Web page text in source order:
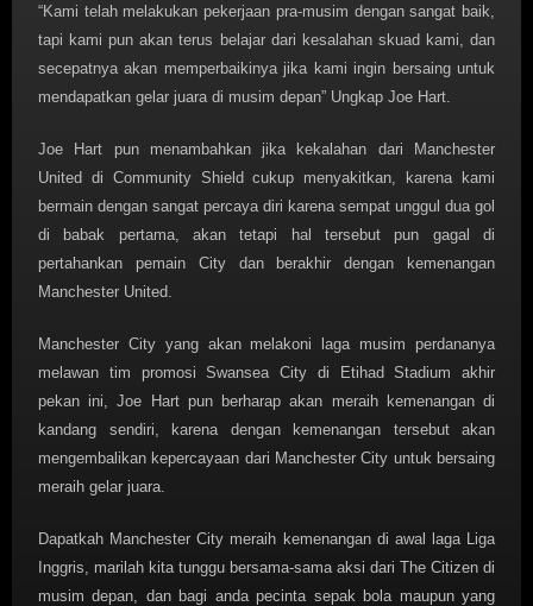
“Kami telah melakukan pekerjaan pra-musim dengan sangat baik,
tapi kami pun akan terus belajar dari kesalahan skuad kami, dan
secepatnya akan memperbaikinya jika kami ingin bersaing untuk
mendapatkan gelar juara di musim depan” Ungkap Joe Hart.
Joe Hart pun menambahkan jika kekalahan dari Manchester
United di Community Shield cukup menyakitkan, karena kami
bermain dengan sangat percaya diri karena sempat unggul dua gol
di babak pertama, akan tetapi hal tersebut pun gagal di
pertahankan pemain City dan berakhir dengan kemenangan
Manchester United.
Manchester City yang akan melakoni laga musim perdananya
melawan tim promosi Swansea City di Etihad Stadium akhir
pekan ini, Joe Hart pun berharap akan meraih kemenangan di
kandang sendiri, karena dengan kemenangan tersebut akan
mengembalikan kepercayaan dari Manchester City untuk bersaing
meraih gelar juara.
Dapatkah Manchester City meraih kemenangan di awal laga Liga
Inggris, marilah kita tunggu bersama-sama aksi dari The Citizen di
musim depan, dan bagi anda pecinta sepak bola maupun yang